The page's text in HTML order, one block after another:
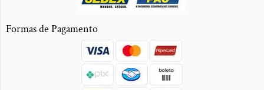
Formas de Pagamento